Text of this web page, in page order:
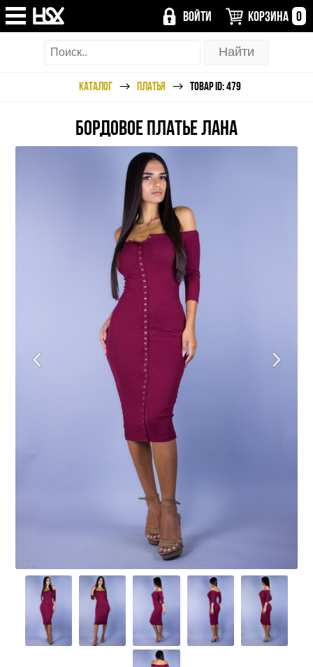
ВОЙТИ КОРЗИНА 0
КАТАЛОГ ПЛАТЬЯ ТОВАР ID: 479
БОРДОВОЕ ПЛАТЬЕ ЛАНА